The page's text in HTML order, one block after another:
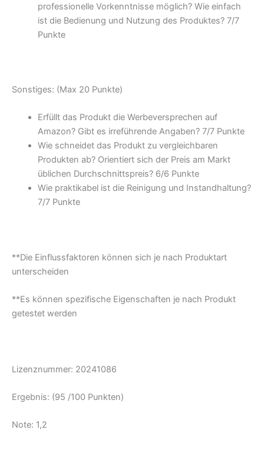
professionelle Vorkenntnisse möglich? Wie einfach
ist die Bedienung und Nutzung des Produktes? 7/7
Punkte
Sonstiges: (Max 20 Punkte)
Erfüllt das Produkt die Werbeversprechen auf
Amazon? Gibt es irreführende Angaben? 7/7 Punkte
Wie schneidet das Produkt zu vergleichbaren
Produkten ab? Orientiert sich der Preis am Markt
üblichen Durchschnittspreis? 6/6 Punkte
Wie praktikabel ist die Reinigung und Instandhaltung?
7/7 Punkte
**Die Einflussfaktoren können sich je nach Produktart
unterscheiden
**Es können spezifische Eigenschaften je nach Produkt
getestet werden
Lizenznummer: 20241086
Ergebnis: (95 /100 Punkten)
Note: 1,2